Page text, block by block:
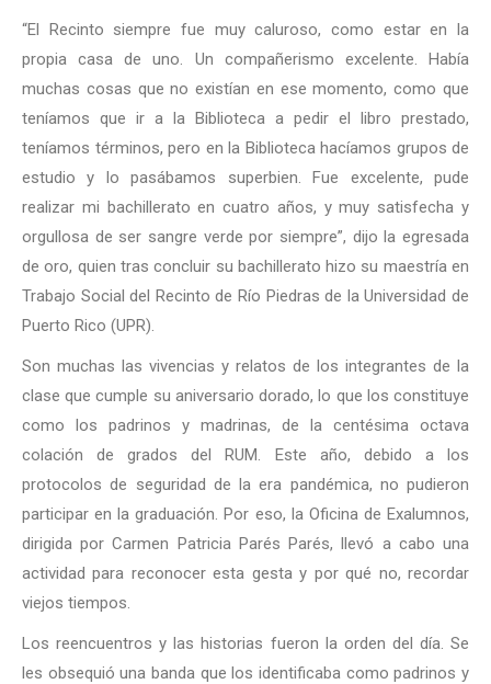
“El Recinto siempre fue muy caluroso, como estar en la
propia casa de uno. Un compañerismo excelente. Había
muchas cosas que no existían en ese momento, como que
teníamos que ir a la Biblioteca a pedir el libro prestado,
teníamos términos, pero en la Biblioteca hacíamos grupos de
estudio y lo pasábamos superbien. Fue excelente, pude
realizar mi bachillerato en cuatro años, y muy satisfecha y
orgullosa de ser sangre verde por siempre”, dijo la egresada
de oro, quien tras concluir su bachillerato hizo su maestría en
Trabajo Social del Recinto de Río Piedras de la Universidad de
Puerto Rico (UPR).
Son muchas las vivencias y relatos de los integrantes de la
clase que cumple su aniversario dorado, lo que los constituye
como los padrinos y madrinas, de la centésima octava
colación de grados del RUM. Este año, debido a los
protocolos de seguridad de la era pandémica, no pudieron
participar en la graduación. Por eso, la Oficina de Exalumnos,
dirigida por Carmen Patricia Parés Parés, llevó a cabo una
actividad para reconocer esta gesta y por qué no, recordar
viejos tiempos.
Los reencuentros y las historias fueron la orden del día. Se
les obsequió una banda que los identificaba como padrinos y